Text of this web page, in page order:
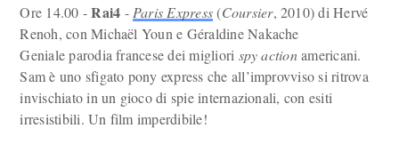
Ore 14.00 -Rai4 - Paris Express(Coursier, 2010) di Hervé
Renoh, con Michaël Youn e Géraldine Nakache
Geniale parodia francese dei migliori spy actionamericani.
Sam è uno sfigato pony express che all’improvviso si ritrova
invischiato in un gioco di spie internazionali, con esiti
irresistibili. Un film imperdibile!